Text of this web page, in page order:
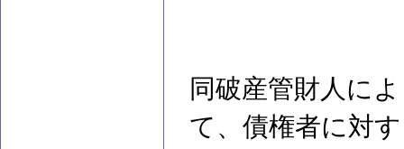
同破産管財人に
て、債権者に対